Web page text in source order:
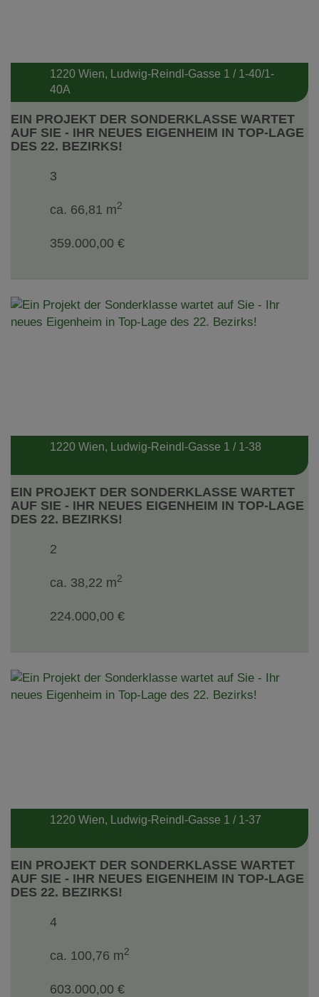
EIN PROJEKT DER SONDERKLASSE WARTET
AUF SIE - IHR NEUES EIGENHEIM IN TOP-LAGE
DES 22. BEZIRKS!
1220 Wien, Ludwig-Reindl-Gasse 1 / 1-40/1-
40A
3
ca. 66,81 m2
359.000,00 €
EIN PROJEKT DER SONDERKLASSE WARTET
AUF SIE - IHR NEUES EIGENHEIM IN TOP-LAGE
DES 22. BEZIRKS!
1220 Wien, Ludwig-Reindl-Gasse 1 / 1-38
2
ca. 38,22 m2
224.000,00 €
EIN PROJEKT DER SONDERKLASSE WARTET
AUF SIE - IHR NEUES EIGENHEIM IN TOP-LAGE
DES 22. BEZIRKS!
1220 Wien, Ludwig-Reindl-Gasse 1 / 1-37
4
ca. 100,76 m2
603.000,00 €